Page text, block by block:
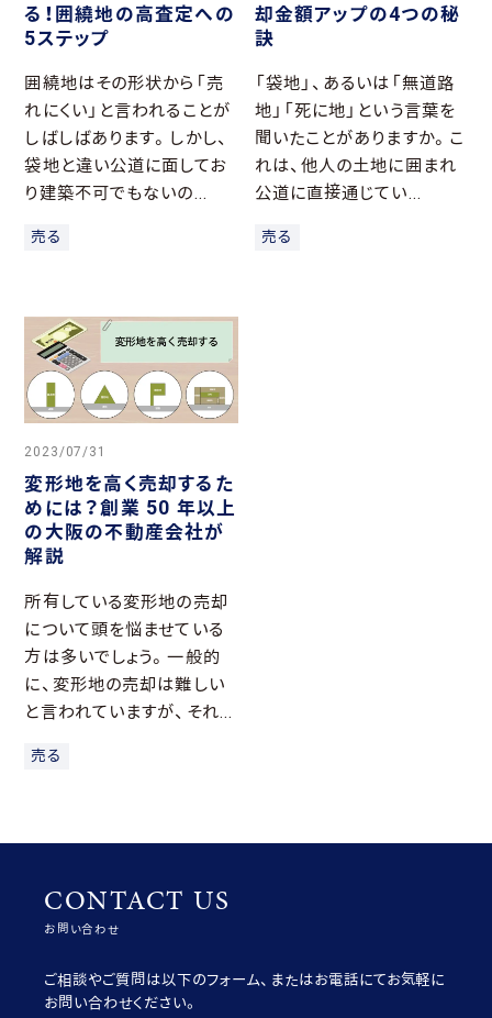
る！囲繞地の高査定への
5ステップ
囲繞地はその形状から「売
れにくい」と言われることが
しばしばあります。しかし、
袋地と違い公道に面してお
り建築不可でもないの...
売る
却金額アップの4つの秘
訣
「袋地」、あるいは「無道路
地」「死に地」という言葉を
聞いたことがありますか。こ
れは、他人の土地に囲まれ
公道に直接通じてい...
売る
2023/07/31
変形地を高く売却するた
めには？創業 50 年以上
の大阪の不動産会社が
解説
所有している変形地の売却
について頭を悩ませている
方は多いでしょう。一般的
に、変形地の売却は難しい
と言われていますが、それ...
売る
CONTACT US
お問い合わせ
ご相談やご質問は以下のフォーム、またはお電話にてお気軽に
お問い合わせください。